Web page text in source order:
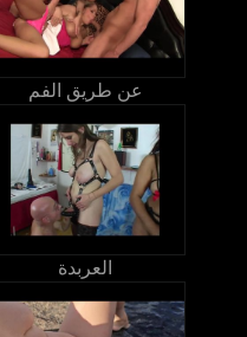
عن طريق الفم
العربدة